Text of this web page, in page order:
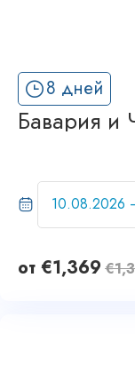
8 дней
Бавария и
от €1,369 €